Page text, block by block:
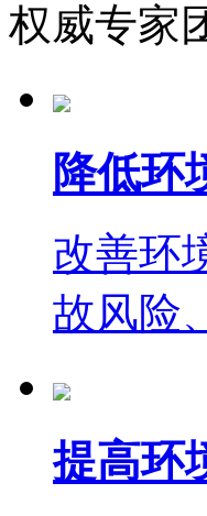
权威专家
降低环
改善环
故风险
提高环